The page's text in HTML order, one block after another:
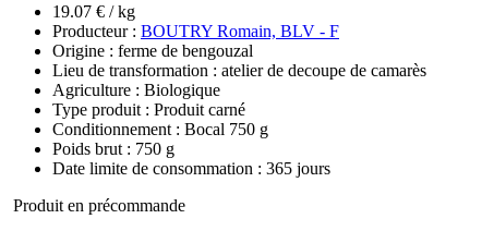
19.07 € / kg
Producteur : BOUTRY Romain, BLV - F
Origine : ferme de bengouzal
Lieu de transformation : atelier de decoupe de camarès
Agriculture : Biologique
Type produit : Produit carné
Conditionnement : Bocal 750 g
Poids brut : 750 g
Date limite de consommation : 365 jours
Produit en précommande